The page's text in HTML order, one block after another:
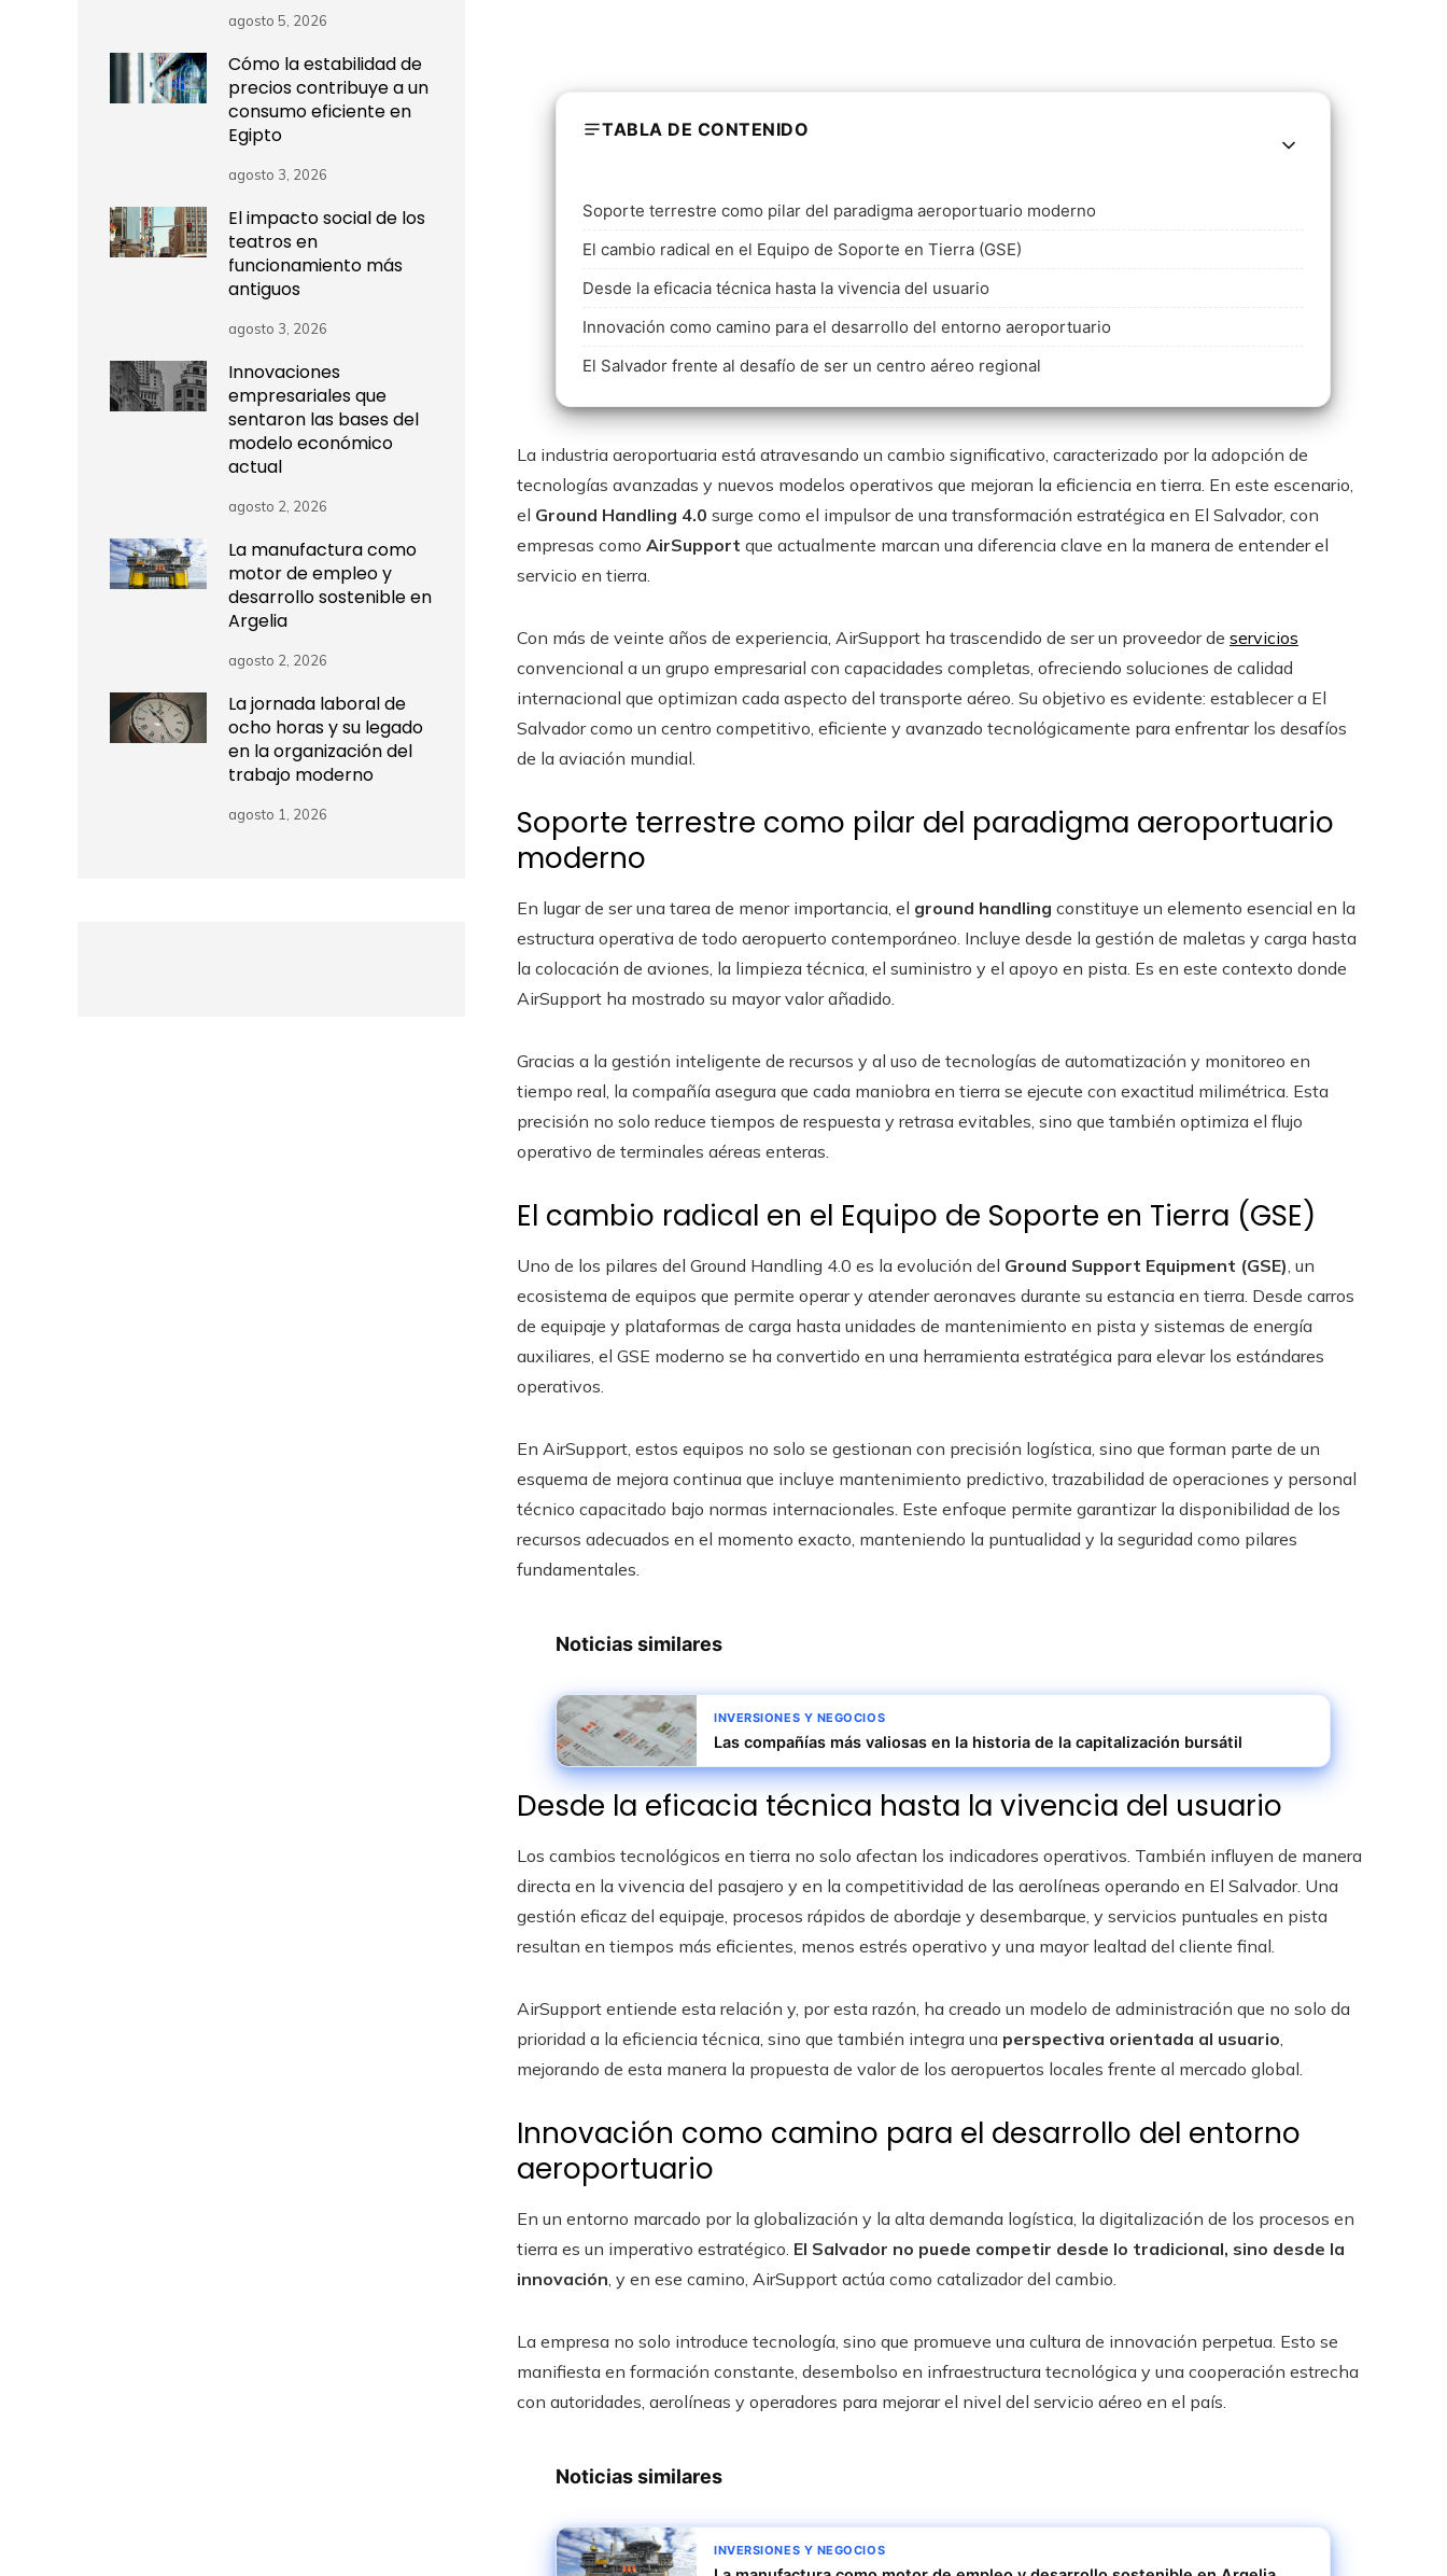
TABLA DE CONTENIDO
Soporte terrestre como pilar del paradigma aeroportuario moderno
El cambio radical en el Equipo de Soporte en Tierra (GSE)
Desde la eficacia técnica hasta la vivencia del usuario
Innovación como camino para el desarrollo del entorno aeroportuario
El Salvador frente al desafío de ser un centro aéreo regional
La industria aeroportuaria está atravesando un cambio significativo, caracterizado por la adopción de
tecnologías avanzadas y nuevos modelos operativos que mejoran la eficiencia en tierra. En este escenario,
el Ground Handling 4.0 surge como el impulsor de una transformación estratégica en El Salvador, con
empresas como AirSupport que actualmente marcan una diferencia clave en la manera de entender el
servicio en tierra.
Con más de veinte años de experiencia, AirSupport ha trascendido de ser un proveedor de servicios
convencional a un grupo empresarial con capacidades completas, ofreciendo soluciones de calidad
internacional que optimizan cada aspecto del transporte aéreo. Su objetivo es evidente: establecer a El
Salvador como un centro competitivo, eficiente y avanzado tecnológicamente para enfrentar los desafíos
de la aviación mundial.
Soporte terrestre como pilar del paradigma aeroportuario
moderno
En lugar de ser una tarea de menor importancia, el ground handling constituye un elemento esencial en la
estructura operativa de todo aeropuerto contemporáneo. Incluye desde la gestión de maletas y carga hasta
la colocación de aviones, la limpieza técnica, el suministro y el apoyo en pista. Es en este contexto donde
AirSupport ha mostrado su mayor valor añadido.
Gracias a la gestión inteligente de recursos y al uso de tecnologías de automatización y monitoreo en
tiempo real, la compañía asegura que cada maniobra en tierra se ejecute con exactitud milimétrica. Esta
precisión no solo reduce tiempos de respuesta y retrasa evitables, sino que también optimiza el flujo
operativo de terminales aéreas enteras.
El cambio radical en el Equipo de Soporte en Tierra (GSE)
Uno de los pilares del Ground Handling 4.0 es la evolución del Ground Support Equipment (GSE), un
ecosistema de equipos que permite operar y atender aeronaves durante su estancia en tierra. Desde carros
de equipaje y plataformas de carga hasta unidades de mantenimiento en pista y sistemas de energía
auxiliares, el GSE moderno se ha convertido en una herramienta estratégica para elevar los estándares
operativos.
En AirSupport, estos equipos no solo se gestionan con precisión logística, sino que forman parte de un
esquema de mejora continua que incluye mantenimiento predictivo, trazabilidad de operaciones y personal
técnico capacitado bajo normas internacionales. Este enfoque permite garantizar la disponibilidad de los
recursos adecuados en el momento exacto, manteniendo la puntualidad y la seguridad como pilares
fundamentales.
Noticias similares
INVERSIONES Y NEGOCIOS
Las compañías más valiosas en la historia de la capitalización bursátil
Desde la eficacia técnica hasta la vivencia del usuario
Los cambios tecnológicos en tierra no solo afectan los indicadores operativos. También influyen de manera
directa en la vivencia del pasajero y en la competitividad de las aerolíneas operando en El Salvador. Una
gestión eficaz del equipaje, procesos rápidos de abordaje y desembarque, y servicios puntuales en pista
resultan en tiempos más eficientes, menos estrés operativo y una mayor lealtad del cliente final.
AirSupport entiende esta relación y, por esta razón, ha creado un modelo de administración que no solo da
prioridad a la eficiencia técnica, sino que también integra una perspectiva orientada al usuario,
mejorando de esta manera la propuesta de valor de los aeropuertos locales frente al mercado global.
Innovación como camino para el desarrollo del entorno
aeroportuario
En un entorno marcado por la globalización y la alta demanda logística, la digitalización de los procesos en
tierra es un imperativo estratégico. El Salvador no puede competir desde lo tradicional, sino desde la
innovación, y en ese camino, AirSupport actúa como catalizador del cambio.
La empresa no solo introduce tecnología, sino que promueve una cultura de innovación perpetua. Esto se
manifiesta en formación constante, desembolso en infraestructura tecnológica y una cooperación estrecha
con autoridades, aerolíneas y operadores para mejorar el nivel del servicio aéreo en el país.
Noticias similares
INVERSIONES Y NEGOCIOS
agosto 5, 2026
Cómo la estabilidad de
precios contribuye a un
consumo eficiente en
Egipto
agosto 3, 2026
El impacto social de los
teatros en
funcionamiento más
antiguos
agosto 3, 2026
Innovaciones
empresariales que
sentaron las bases del
modelo económico
actual
agosto 2, 2026
La manufactura como
motor de empleo y
desarrollo sostenible en
Argelia
agosto 2, 2026
La jornada laboral de
ocho horas y su legado
en la organización del
trabajo moderno
agosto 1, 2026